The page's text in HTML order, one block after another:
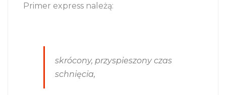
Primer express należą:
skrócony, przyspieszony czas
schnięcia,